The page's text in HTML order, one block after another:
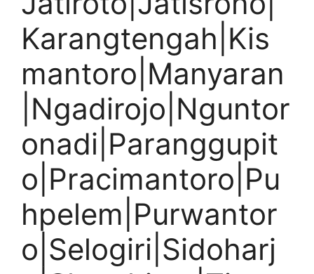
Karangtengah|Kis
mantoro|Manyaran
|Ngadirojo|Nguntor
onadi|Paranggupit
o|Pracimantoro|Pu
hpelem|Purwantor
o|Selogiri|Sidoharj